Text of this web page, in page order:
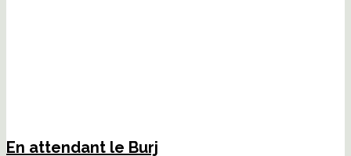
En attendant le Burj